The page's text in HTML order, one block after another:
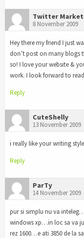
Twitter
8 November 2009
Hey there my friend I just
don’t post on many blogs
so! I love your website &
work. I look forward to
Reply
CuteShelly
13 November 2009
i really like your writing style
Reply
ParTy
14 November 2009
pur si simplu nu va
windows xp…in loc sa va
rez 1600…e ati 3850 de la